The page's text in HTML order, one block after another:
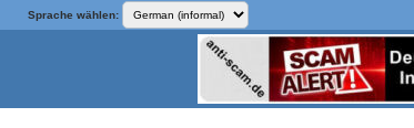
Sprache wählen: